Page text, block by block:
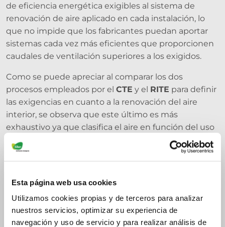
Esta página web usa cookies
Utilizamos cookies propias y de terceros para analizar
nuestros servicios, optimizar su experiencia de
navegación y uso de servicio y para realizar análisis de
de eficiencia energética exigibles al sistema de
renovación de aire aplicado en cada instalación, lo
que no impide que los fabricantes puedan aportar
sistemas cada vez más eficientes que proporcionen
caudales de ventilación superiores a los exigidos.
Como se puede apreciar al comparar los dos
procesos empleados por el CTE y el RITE para definir
las exigencias en cuanto a la renovación del aire
interior, se observa que este último es más
exhaustivo ya que clasifica el aire en función del uso
del espacio que se va a ventilar, y a partir de ahí
define los caudales mínimos necesarios. Esto no
impide que en viviendas y el resto de tipologías
indicadas inicialmente se deba cumplir con las
exigencias del CTE tal y como queda especificado en
la introducción a la sección 3 del Documento Básico
HS- “Salubridad”.